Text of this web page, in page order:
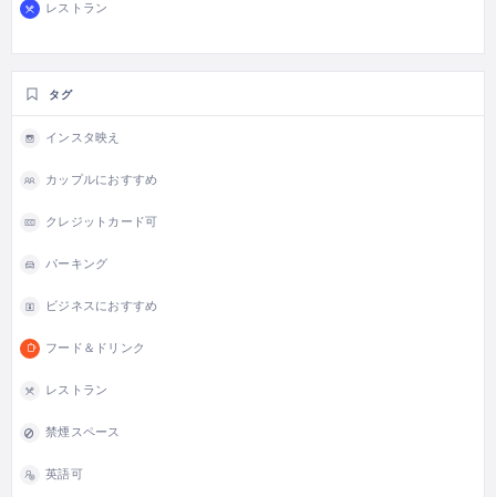
レストラン
タグ
インスタ映え
カップルにおすすめ
クレジットカード可
パーキング
ビジネスにおすすめ
フード＆ドリンク
レストラン
禁煙スペース
英語可